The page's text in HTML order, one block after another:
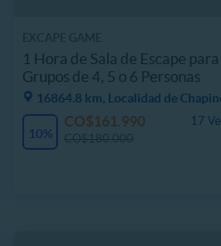
1 Hora de Sala de Escape para
Grupos de 4, 5 o 6 Personas
16864.8 km, Localidad de
10%
17
CO$161.990